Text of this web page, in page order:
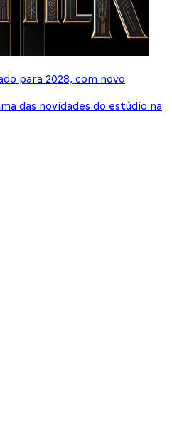
para 2028, com novo
das novidades do estúdio na